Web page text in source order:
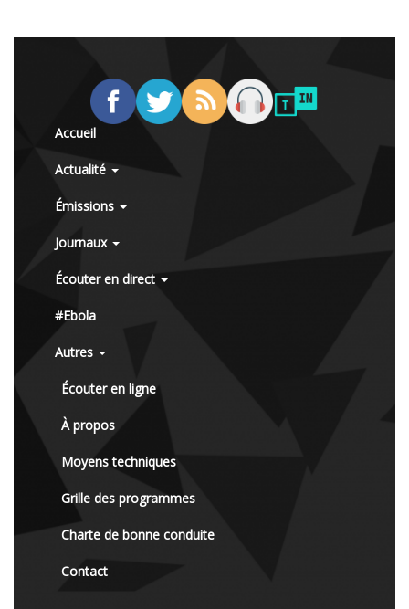
Accueil
Actualité
Émissions
Journaux
Écouter en direct
#Ebola
Autres
Écouter en ligne
À propos
Moyens techniques
Grille des programmes
Charte de bonne conduite
Contact